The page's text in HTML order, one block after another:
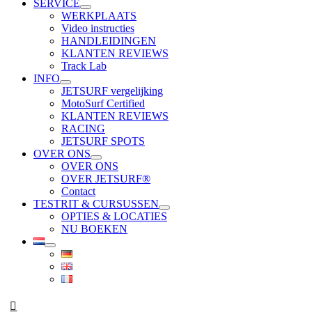
SERVICE
WERKPLAATS
Video instructies
HANDLEIDINGEN
KLANTEN REVIEWS
Track Lab
INFO
JETSURF vergelijking
MotoSurf Certified
KLANTEN REVIEWS
RACING
JETSURF SPOTS
OVER ONS
OVER ONS
OVER JETSURF®
Contact
TESTRIT & CURSUSSEN
OPTIES & LOCATIES
NU BOEKEN